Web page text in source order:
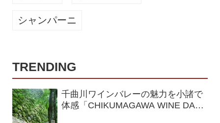
シャンパーニ
TRENDING
千曲川ワインバレーの魅力を小諸で
体感「CHIKUMAGAWA WINE DAYS